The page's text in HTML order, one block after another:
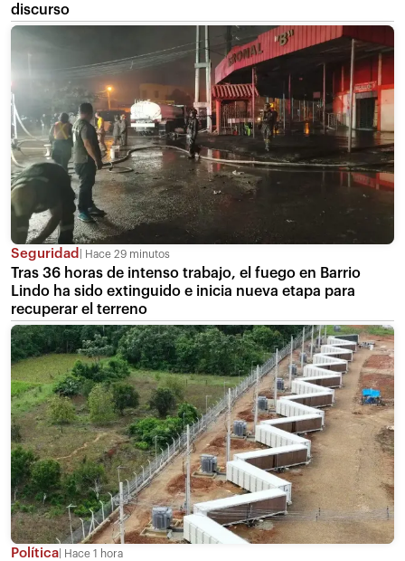
discurso
Seguridad Hace 29 minutos
Tras 36 horas de intenso trabajo, el fuego en Barrio
Lindo ha sido extinguido e inicia nueva etapa para
recuperar el terreno
Política Hace 1 hora